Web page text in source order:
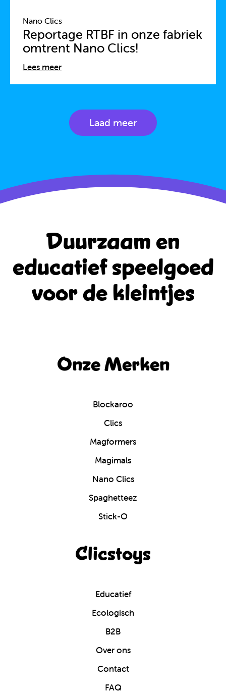
Nano Clics
Reportage RTBF in onze fabriek
omtrent Nano Clics!
Lees meer
Laad meer
Duurzaam en
educatiefspeelgoed
voor de kleintjes
Onze Merken
Blockaroo
Clics
Magformers
Magimals
Nano Clics
Spaghetteez
Stick-O
Clicstoys
Educatief
Ecologisch
B2B
Over ons
Contact
FAQ